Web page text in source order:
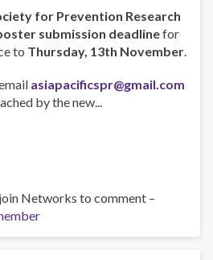
for Prevention Research
submission deadlinefor
to Thursday, 13th November.
asiapacificspr@gmail.com
by the new...
Networks to comment –